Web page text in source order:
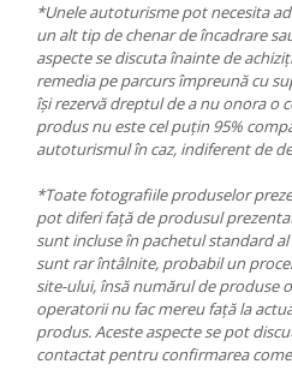
*Unele autoturisme pot necesita
un alt tip de chenar de încadrare
aspecte se discuta înainte de
remedia pe parcurs împreună cu
își rezervă dreptul de a nu onora o
produs nu este cel puțin 95%
autoturismul în caz, indiferent de
*Toate fotografiile produselor
pot diferi față de produsul
sunt incluse în pachetul standard
sunt rar întâlnite, probabil un
site-ului, însă numărul de produse
operatorii nu fac mereu față la
produs. Aceste aspecte se pot
contactat pentru confirmarea